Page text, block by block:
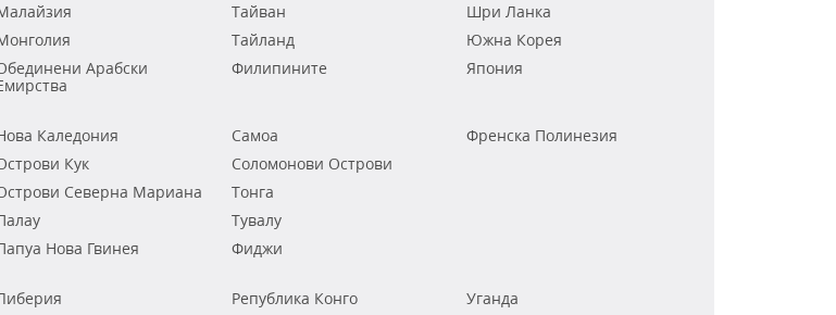
Арабски
Тайван
Тайланд
Филипините
Шри Ланка
Южна Корея
Япония
Каледония
Кук
Северна Мариана
Нова Гвинея
Самоа
Соломонови Острови
Тонга
Тувалу
Фиджи
Френска Полинезия
Република Конго
Уганда